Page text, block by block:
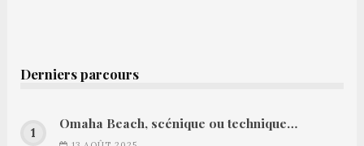
Derniers parcours
Omaha Beach, scénique ou technique…